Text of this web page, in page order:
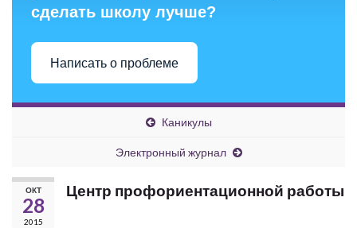
сделать школу лучше?
Написать о проблеме
Каникулы
Электронный журнал
ОКТ
28
2015
Центр профориентационной работы